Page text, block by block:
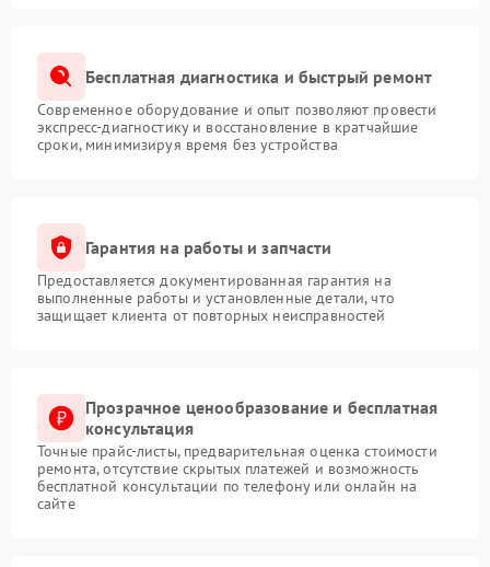
Бесплатная диагностика и быстрый ремонт
Современное оборудование и опыт позволяют провести
экспресс-диагностику и восстановление в кратчайшие
сроки, минимизируя время без устройства
Гарантия на работы и запчасти
Предоставляется документированная гарантия на
выполненные работы и установленные детали, что
защищает клиента от повторных неисправностей
Прозрачное ценообразование и бесплатная
консультация
Точные прайс-листы, предварительная оценка стоимости
ремонта, отсутствие скрытых платежей и возможность
бесплатной консультации по телефону или онлайн на
сайте